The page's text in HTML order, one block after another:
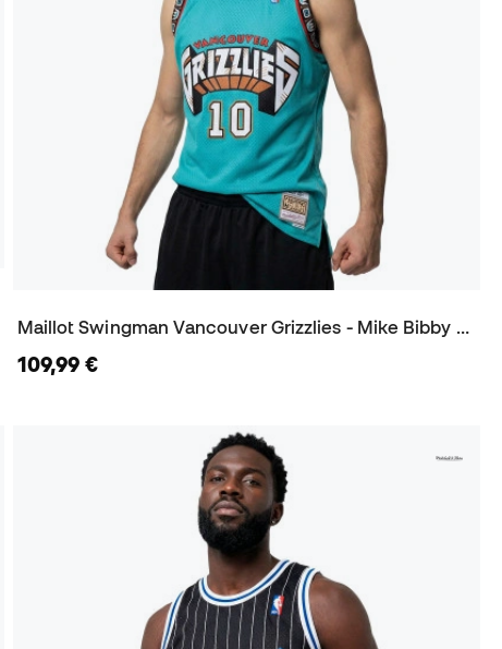
Maillot Swingman Vancouver Grizzlies - Mike Bibby 1998
109,99 €